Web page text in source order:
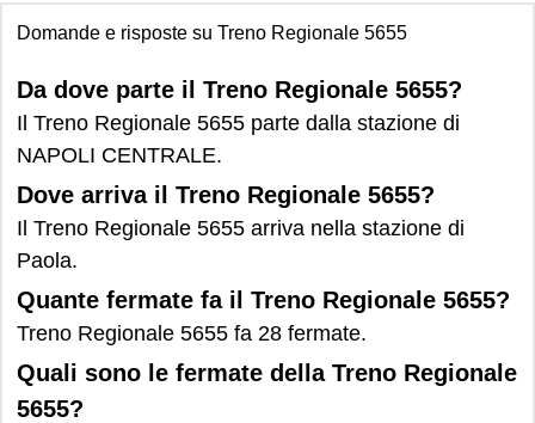
Domande e risposte su Treno Regionale 5655
Da dove parte il Treno Regionale 5655?
Il Treno Regionale 5655 parte dalla stazione di
NAPOLI CENTRALE.
Dove arriva il Treno Regionale 5655?
Il Treno Regionale 5655 arriva nella stazione di
Paola.
Quante fermate fa il Treno Regionale 5655?
Treno Regionale 5655 fa 28 fermate.
Quali sono le fermate della Treno Regionale
5655?